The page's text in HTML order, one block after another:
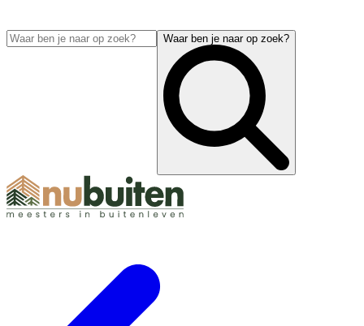
Waar ben je naar op zoek?